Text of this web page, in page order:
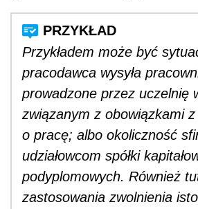
Przykładem może być
pracodawca wysyła
prowadzone przez uczelnię
związanym z obowiązkami z
o pracę; albo okoliczność
udziałowcom spółki
podyplomowych. Również
zastosowania zwolnienia